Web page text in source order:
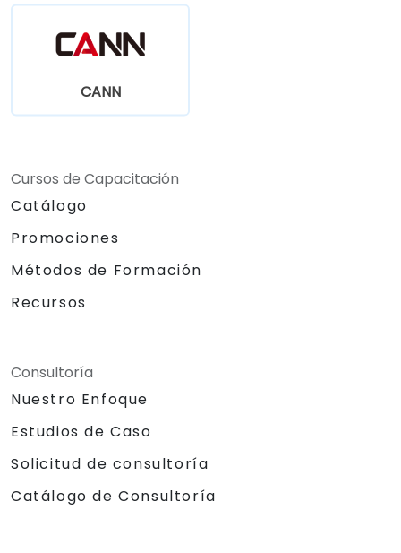
CANN
Cursos de Capacitación
Catálogo
Promociones
Métodos de Formación
Recursos
Consultoría
Nuestro Enfoque
Estudios de Caso
Solicitud de consultoría
Catálogo de Consultoría